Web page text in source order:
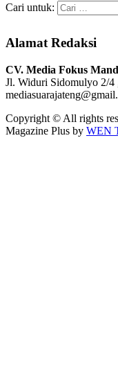
Cari untuk:
Alamat Redaksi
CV. Media Fokus
Jl. Widuri Sidomulyo 2/4
Copyright © All rights
Magazine Plus by WEN